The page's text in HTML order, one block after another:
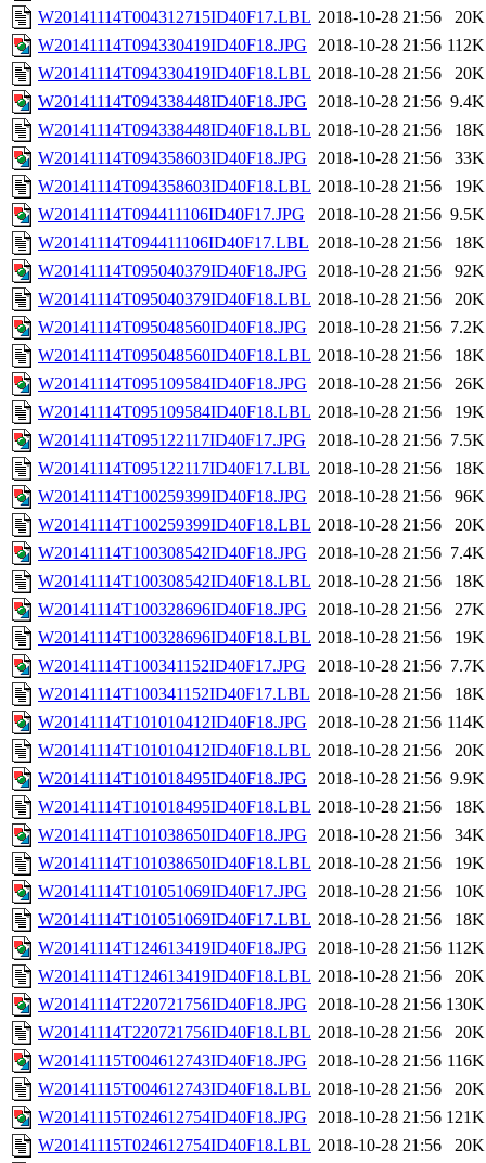
W20141114T004312715ID40F17.LBL 2018-10-28 21:56
20K
W20141114T094330419ID40F18.JPG
2018-10-28 21:56 112K
W20141114T094330419ID40F18.LBL 2018-10-28 21:56
20K
W20141114T094338448ID40F18.JPG
2018-10-28 21:56 9.4K
W20141114T094338448ID40F18.LBL 2018-10-28 21:56
18K
W20141114T094358603ID40F18.JPG
2018-10-28 21:56
33K
W20141114T094358603ID40F18.LBL 2018-10-28 21:56
19K
W20141114T094411106ID40F17.JPG
2018-10-28 21:56 9.5K
W20141114T094411106ID40F17.LBL 2018-10-28 21:56
18K
W20141114T095040379ID40F18.JPG
2018-10-28 21:56
92K
W20141114T095040379ID40F18.LBL 2018-10-28 21:56
20K
W20141114T095048560ID40F18.JPG
2018-10-28 21:56 7.2K
W20141114T095048560ID40F18.LBL 2018-10-28 21:56
18K
W20141114T095109584ID40F18.JPG
2018-10-28 21:56
26K
W20141114T095109584ID40F18.LBL 2018-10-28 21:56
19K
W20141114T095122117ID40F17.JPG
2018-10-28 21:56 7.5K
W20141114T095122117ID40F17.LBL 2018-10-28 21:56
18K
W20141114T100259399ID40F18.JPG
2018-10-28 21:56
96K
W20141114T100259399ID40F18.LBL 2018-10-28 21:56
20K
W20141114T100308542ID40F18.JPG
2018-10-28 21:56 7.4K
W20141114T100308542ID40F18.LBL 2018-10-28 21:56
18K
W20141114T100328696ID40F18.JPG
2018-10-28 21:56
27K
W20141114T100328696ID40F18.LBL 2018-10-28 21:56
19K
W20141114T100341152ID40F17.JPG
2018-10-28 21:56 7.7K
W20141114T100341152ID40F17.LBL 2018-10-28 21:56
18K
W20141114T101010412ID40F18.JPG
2018-10-28 21:56 114K
W20141114T101010412ID40F18.LBL 2018-10-28 21:56
20K
W20141114T101018495ID40F18.JPG
2018-10-28 21:56 9.9K
W20141114T101018495ID40F18.LBL 2018-10-28 21:56
18K
W20141114T101038650ID40F18.JPG
2018-10-28 21:56
34K
W20141114T101038650ID40F18.LBL 2018-10-28 21:56
19K
W20141114T101051069ID40F17.JPG
2018-10-28 21:56
10K
W20141114T101051069ID40F17.LBL 2018-10-28 21:56
18K
W20141114T124613419ID40F18.JPG
2018-10-28 21:56 112K
W20141114T124613419ID40F18.LBL 2018-10-28 21:56
20K
W20141114T220721756ID40F18.JPG
2018-10-28 21:56 130K
W20141114T220721756ID40F18.LBL 2018-10-28 21:56
20K
W20141115T004612743ID40F18.JPG
2018-10-28 21:56 116K
W20141115T004612743ID40F18.LBL 2018-10-28 21:56
20K
W20141115T024612754ID40F18.JPG
2018-10-28 21:56 121K
W20141115T024612754ID40F18.LBL 2018-10-28 21:56
20K